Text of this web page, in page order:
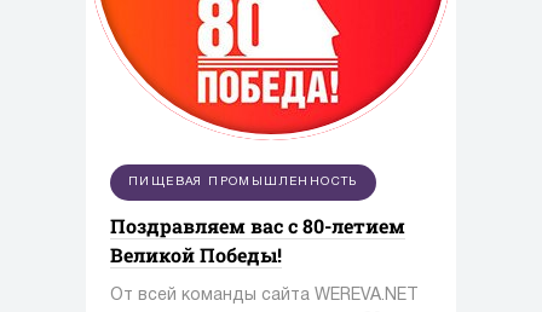
ПИЩЕВАЯ ПРОМЫШЛЕННОСТЬ
Поздравляем вас с 80-летием
Великой Победы!
От всей команды сайта WEREVA.NET